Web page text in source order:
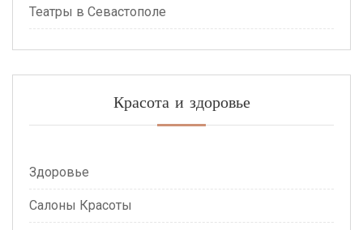
Театры в Севастополе
Красота и здоровье
Здоровье
Салоны Красоты